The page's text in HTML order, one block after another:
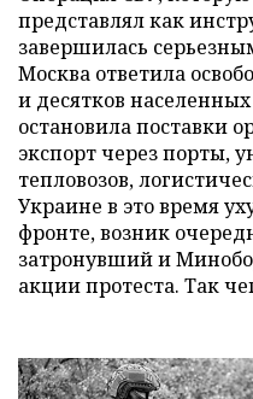
представлял как
завершилась
Москва ответила
и десятков
остановила поставки
экспорт через порты,
тепловозов,
Украине в это время
фронте, возник
затронувший и
акции протеста. Так